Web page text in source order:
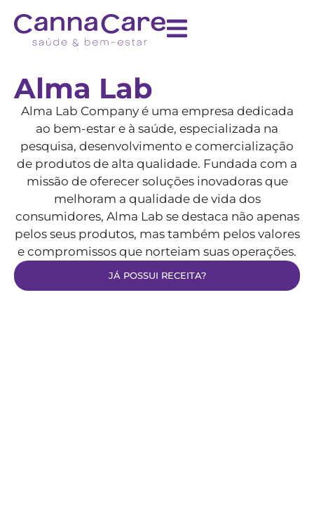
Alma Lab
Alma Lab Company é uma empresa dedicada
ao bem-estar e à saúde, especializada na
pesquisa, desenvolvimento e comercialização
de produtos de alta qualidade. Fundada com a
missão de oferecer soluções inovadoras que
melhoram a qualidade de vida dos
consumidores, Alma Lab se destaca não apenas
pelos seus produtos, mas também pelos valores
e compromissos que norteiam suas operações.
JÁ POSSUI RECEITA?